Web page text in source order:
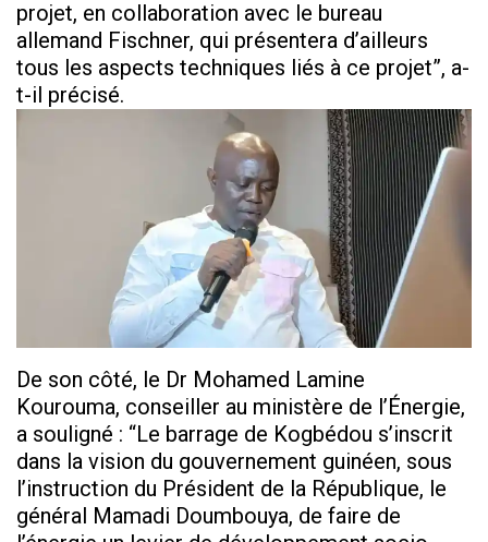
projet, en collaboration avec le bureau
allemand Fischner, qui présentera d’ailleurs
tous les aspects techniques liés à ce projet”, a-
t-il précisé.
De son côté, le Dr Mohamed Lamine
Kourouma, conseiller au ministère de l’Énergie,
a souligné : “Le barrage de Kogbédou s’inscrit
dans la vision du gouvernement guinéen, sous
l’instruction du Président de la République, le
général Mamadi Doumbouya, de faire de